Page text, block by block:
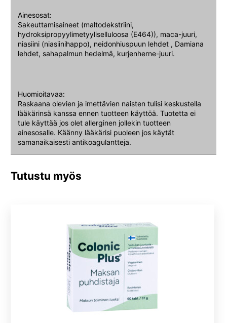
Ainesosat:
Sakeuttamisaineet (maltodekstriini,
hydroksipropyylimetyyliselluloosa (E464)), maca-juuri,
niasiini (niasiinihappo), neidonhiuspuun lehdet , Damiana
lehdet, sahapalmun hedelmä, kurjenherne-juuri.
Huomioitavaa:
Raskaana olevien ja imettävien naisten tulisi keskustella
lääkärinsä kanssa ennen tuotteen käyttöä. Tuotetta ei
tule käyttää jos olet allerginen jollekin tuotteen
ainesosalle. Käänny lääkärisi puoleen jos käytät
samanaikaisesti antikoagulantteja.
Tutustu myös